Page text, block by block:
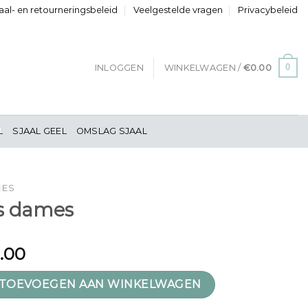
en retourneringsbeleid Veelgestelde vragen Privacybeleid
INLOGGEN WINKELWAGEN / €0.00 0
SJAAL GEEL OMSLAG SJAAL
dames
TOEVOEGEN AAN WINKELWAGEN